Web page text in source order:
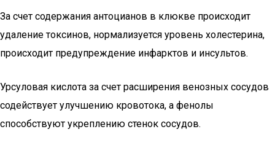
За счет содержания антоцианов в клюкве происходит
удаление токсинов, нормализуется уровень холестерина,
происходит предупреждение инфарктов и инсультов.
Урсуловая кислота за счет расширения венозных сосудов
содействует улучшению кровотока, а фенолы
способствуют укреплению стенок сосудов.